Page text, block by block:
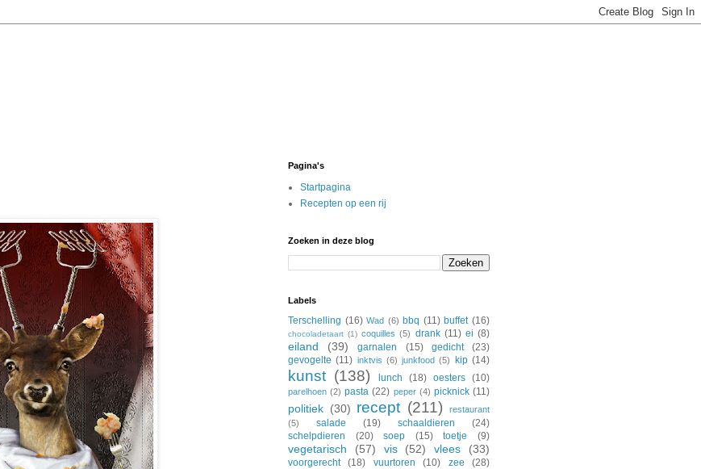
Pagina's
Startpagina
Recepten op een rij
Zoeken in deze blog
Labels
Terschelling (16) Wad (6) bbq (11) buffet (16)
chocoladetaart (1) coquilles (5) drank (11) ei (8)
eiland (39) garnalen (15) gedicht
(23)
gevogelte (11) inktvis (6) junkfood (5) kip (14)
kunst (138) lunch (18) oesters (10)
parelhoen (2) pasta (22) peper (4) picknick (11)
politiek (30) recept (211)
restaurant
(5)
salade (19) schaaldieren
(24)
schelpdieren
(20) soep (15) toetje (9)
vegetarisch (57) vis (52) vlees (33)
voorgerecht (18) vuurtoren (10) zee (28)